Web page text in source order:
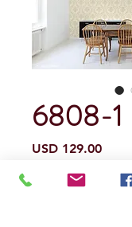
6808-1
USD 129.00Precio
Cantidad *